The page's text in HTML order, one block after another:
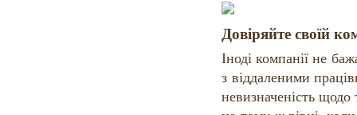
Довіряйте своїй
Іноді компанії не
з віддаленими
невизначеність